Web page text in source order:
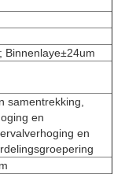
Binnenlaye±24um
samentrekking,
en
en